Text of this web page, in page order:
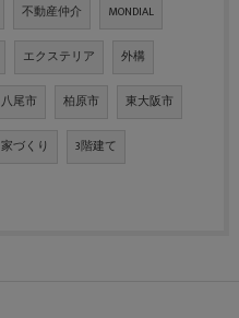
不動産仲介 MONDIAL
エクステリア 外構
八尾市 柏原市 東大阪市
家づくり 3階建て